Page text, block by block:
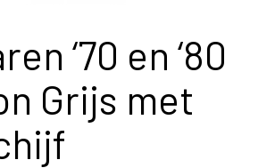
‘70 en ‘80
Grijs met